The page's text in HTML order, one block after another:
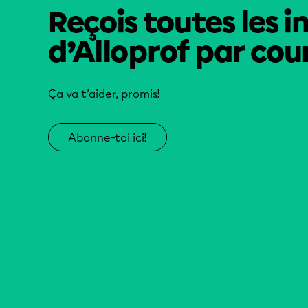
Reçois toutes les
d’Alloprof par
Ça va t’aider, promis!
Abonne-toi ici!